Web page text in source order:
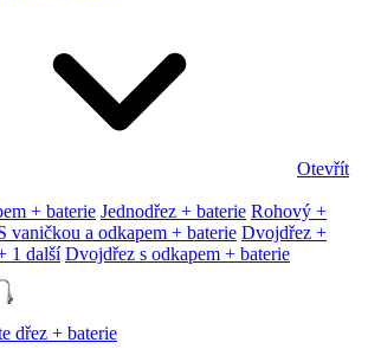
Otevřít
+ baterie Jednodřez + baterie Rohový +
vaničkou a odkapem + baterie Dvojdřez +
1 další Dvojdřez s odkapem + baterie
dřez + baterie